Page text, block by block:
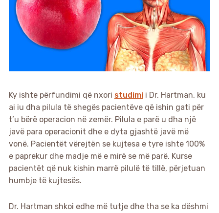
Ky ishte përfundimi që nxori studimii Dr. Hartman, ku
ai iu dha pilula të shegës pacientëve që ishin gati për
t’u bërë operacion në zemër. Pilula e parë u dha një
javë para operacionit dhe e dyta gjashtë javë më
vonë. Pacientët vërejtën se kujtesa e tyre ishte 100%
e paprekur dhe madje më e mirë se më parë. Kurse
pacientët që nuk kishin marrë pilulë të tillë, përjetuan
humbje të kujtesës.
Dr. Hartman shkoi edhe më tutje dhe tha se ka dëshmi